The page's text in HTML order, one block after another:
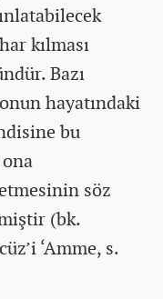
kılması
Bazı
hayatındaki
bu
söz
(bk.
‘Amme, s.